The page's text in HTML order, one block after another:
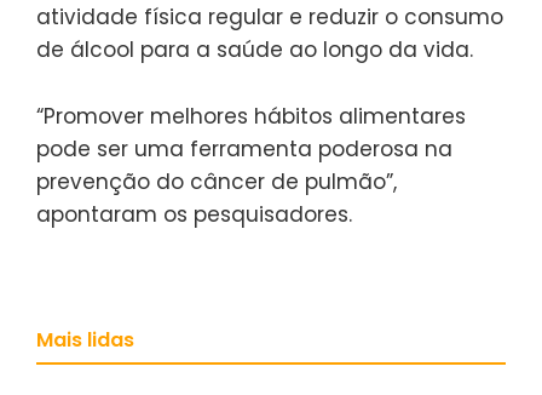
atividade física regular e reduzir o consumo
de álcool para a saúde ao longo da vida.
“Promover melhores hábitos alimentares
pode ser uma ferramenta poderosa na
prevenção do câncer de pulmão”,
apontaram os pesquisadores.
Mais lidas